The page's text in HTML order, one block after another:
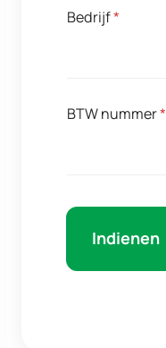
Bedrijf*
BTW nummer*
Indienen